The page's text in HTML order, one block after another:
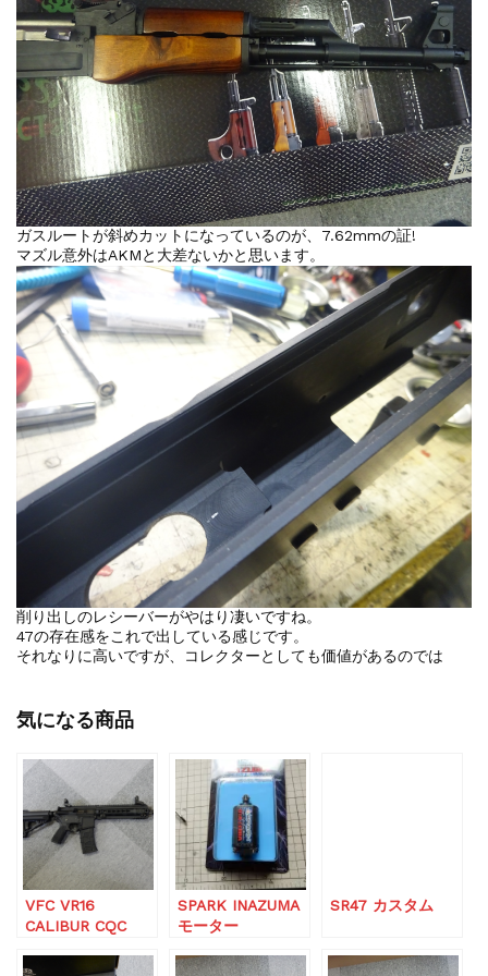
ガスルートが斜めカットになっているのが、7.62mmの証!
マズル意外はAKMと大差ないかと思います。
削り出しのレシーバーがやはり凄いですね。
47の存在感をこれで出している感じです。
それなりに高いですが、コレクターとしても価値があるのでは
気になる商品
VFC VR16
CALIBUR CQC
SPARK INAZUMA
モーター
SR47 カスタム